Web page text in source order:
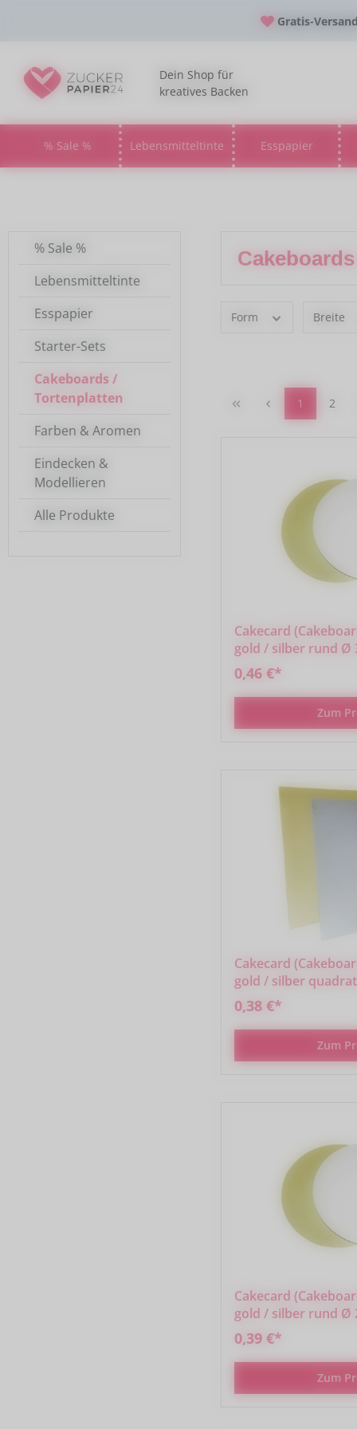
Gratis-Versand
Dein Shop für
kreatives Backen
% Sale %
Öffne oder Schließe das Dropdown der
Lebensmitteltinte
Öffne oder Schließe
Esspapier
% Sale %
Lebensmitteltinte
Esspapier
Starter-Sets
Cakeboards /
Tortenplatten
Farben & Aromen
Eindecken &
Modellieren
Alle Produkte
Form Breite
Seite
1 Seite
2
Cakecard
gold / silber rund Ø
0,46 €*
Zum
Cakecard
gold / silber
0,38 €*
Zum
Cakecard
gold / silber rund Ø
0,39 €*
Zum